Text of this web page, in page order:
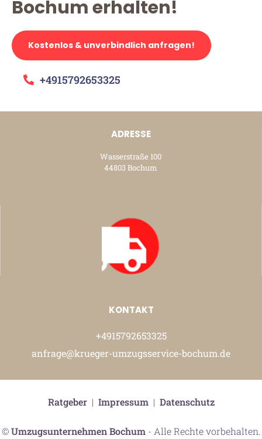
Bochum erhalten!
Kostenlos & unverbindlich anfragen!
+4915792653325
ADRESSE
Wasserstraße 100
44803 Bochum
KONTAKT
+4915792653325
anfrage@krueger-umzugsservice-bochum.de
©Umzugsunternehmen Bochum- Alle Rechte vorbehalten.
Ratgeber| Impressum| Datenschutz